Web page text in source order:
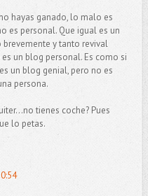
hayas ganado, lo malo es
es personal. Que igual es un
y tanto revival
un blog personal. Es como si
un blog genial, pero no es
persona.
tienes coche? Pues
lo petas.